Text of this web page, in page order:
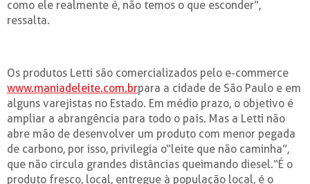
como ele realmente é, não temos o que esconder”,
ressalta.
Os produtos Letti são comercializados pelo e-commerce
www.maniadeleite.com.brpara a cidade de São Paulo e em
alguns varejistas no Estado. Em médio prazo, o objetivo é
ampliar a abrangência para todo o país. Mas a Letti não
abre mão de desenvolver um produto com menor pegada
de carbono, por isso, privilegia o“leite que não caminha”,
que não circula grandes distâncias queimando diesel.“É o
produto fresco, local, entregue à população local, é o